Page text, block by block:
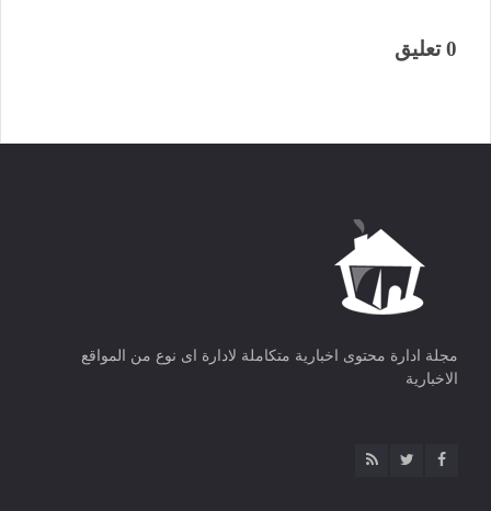
0 تعليق
مجلة ادارة محتوى اخبارية متكاملة لادارة اى نوع من المواقع
الاخبارية